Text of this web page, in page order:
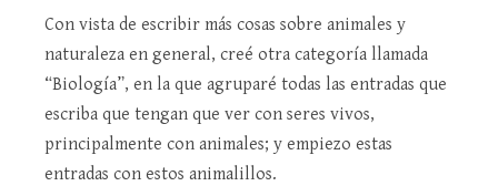
Con vista de escribir más cosas sobre animales y
naturaleza en general, creé otra categoría llamada
“Biología”, en la que agruparé todas las entradas que
escriba que tengan que ver con seres vivos,
principalmente con animales; y empiezo estas
entradas con estos animalillos.